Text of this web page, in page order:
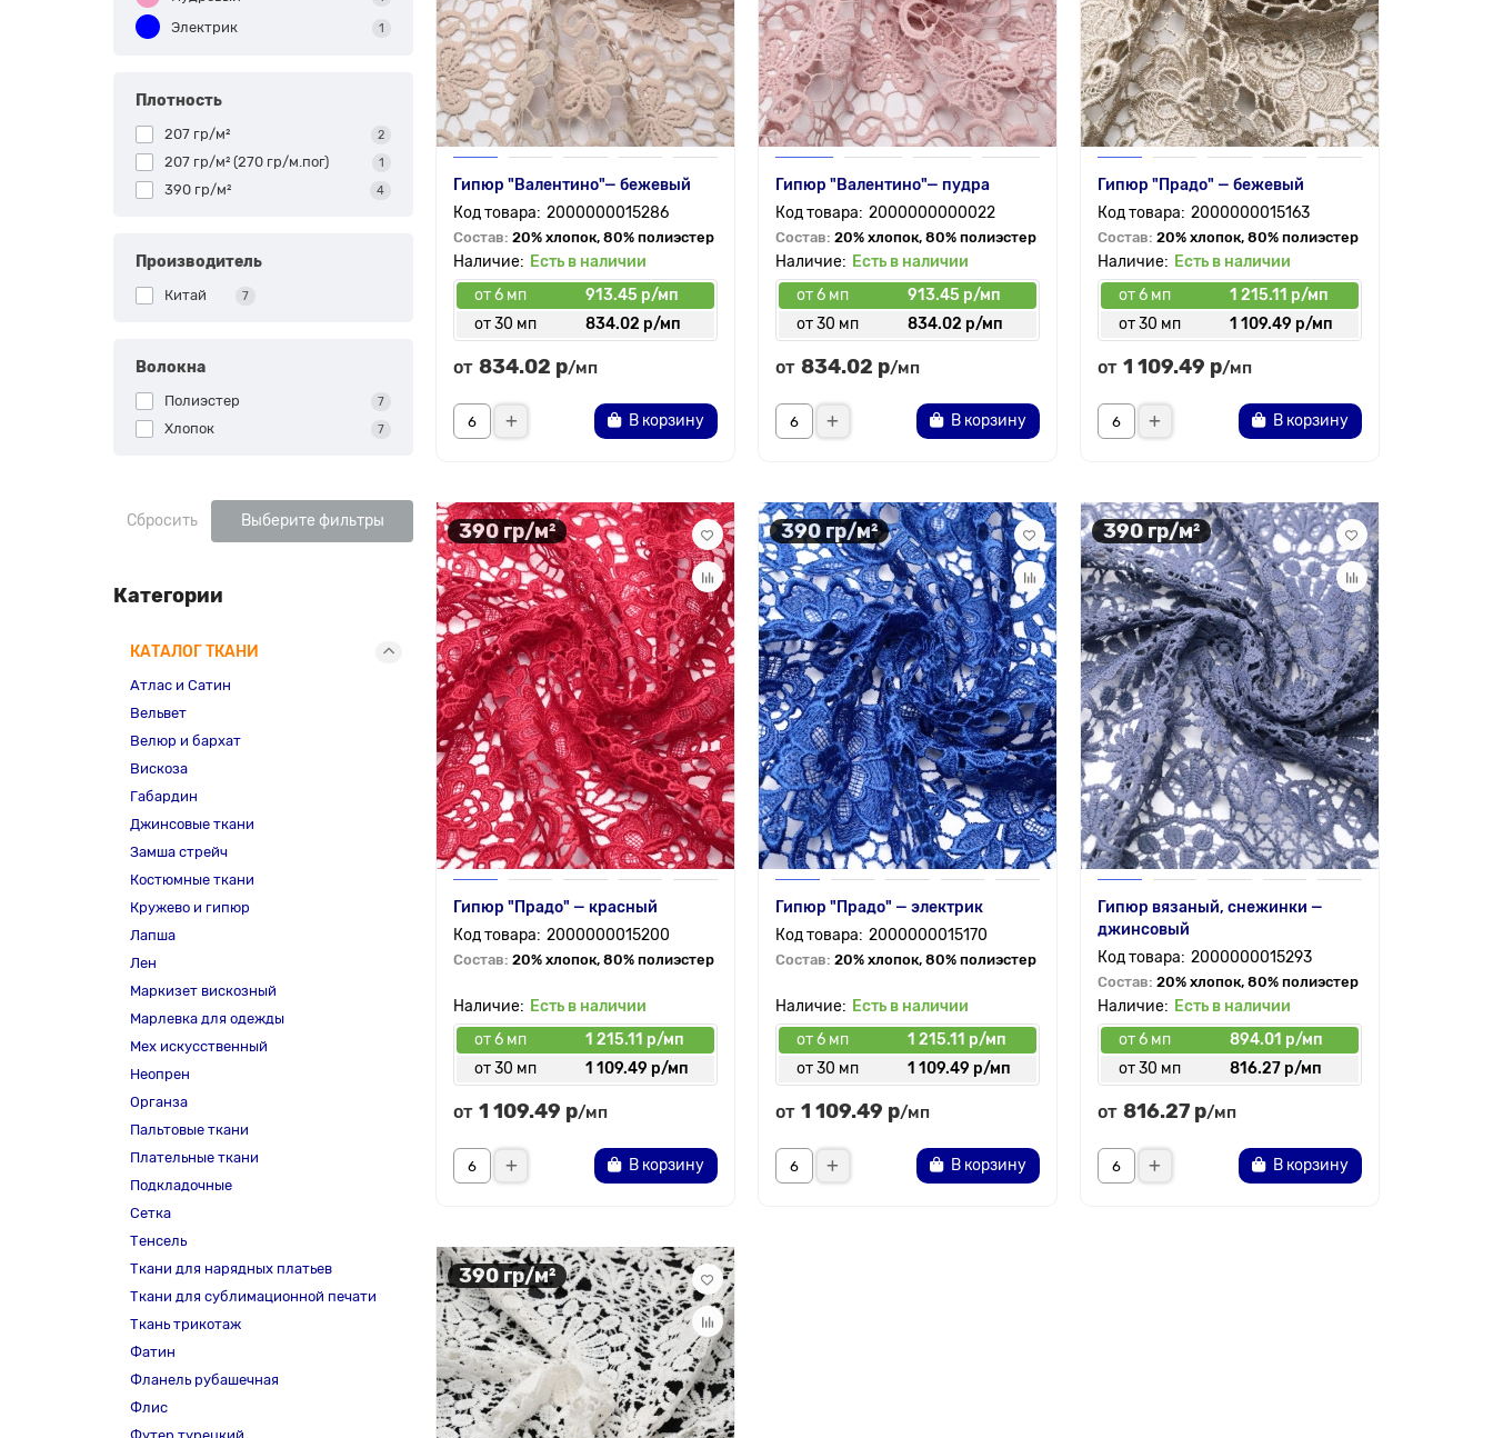
Электрик 1
Плотность
207 гр/м² 2
207 гр/м² (270 гр/м.пог) 1
390 гр/м² 4
Производитель
Китай 7
Волокна
Полиэстер 7
Хлопок 7
Сбросить Выберите фильтры
Категории
КАТАЛОГ ТКАНИ
Атлас и Сатин
Вельвет
Велюр и бархат
Вискоза
Габардин
Джинсовые ткани
Замша стрейч
Костюмные ткани
Кружево и гипюр
Лапша
Лен
Маркизет вискозный
Марлевка для одежды
Мех искусственный
Неопрен
Органза
Пальтовые ткани
Плательные ткани
Подкладочные
Сетка
Тенсель
Ткани для нарядных платьев
Ткани для сублимационной печати
Ткань трикотаж
Фатин
Фланель рубашечная
Флис
Гипюр "Валентино"— бежевый
2000000015286
Состав: 20% хлопок, 80% полиэстер
Есть в наличии
от 6 мп
913.45 р/мп
от 30 мп
834.02 р/мп
от 834.02 р/мп
В корзину
Гипюр "Валентино"— пудра
2000000000022
Состав: 20% хлопок, 80% полиэстер
Есть в наличии
от 6 мп
913.45 р/мп
от 30 мп
834.02 р/мп
от 834.02 р/мп
В корзину
Гипюр "Прадо" — бежевый
2000000015163
Состав: 20% хлопок, 80% полиэстер
Есть в наличии
от 6 мп
1 215.11 р/мп
от 30 мп
1 109.49 р/мп
от 1 109.49 р/мп
В корзину
390 гр/м²
Гипюр "Прадо" — красный
2000000015200
Состав: 20% хлопок, 80% полиэстер
Есть в наличии
от 6 мп
1 215.11 р/мп
от 30 мп
1 109.49 р/мп
от 1 109.49 р/мп
В корзину
390 гр/м²
Гипюр "Прадо" — электрик
2000000015170
Состав: 20% хлопок, 80% полиэстер
Есть в наличии
от 6 мп
1 215.11 р/мп
от 30 мп
1 109.49 р/мп
от 1 109.49 р/мп
В корзину
390 гр/м²
Гипюр вязаный, снежинки —
джинсовый
2000000015293
Состав: 20% хлопок, 80% полиэстер
Есть в наличии
от 6 мп
894.01 р/мп
от 30 мп
816.27 р/мп
от 816.27 р/мп
В корзину
390 гр/м²